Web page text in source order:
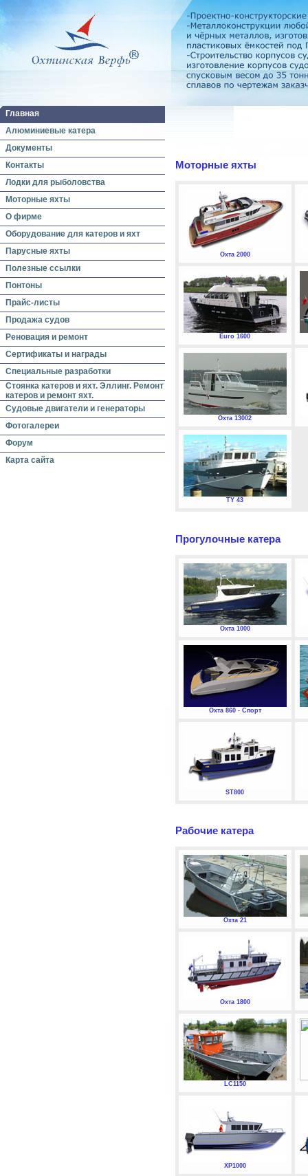
Главная
Алюминиевые катера
Документы
Контакты
Лодки для рыболовства
Моторные яхты
О фирме
Оборудование для катеров и яхт
Парусные яхты
Полезные ссылки
Понтоны
Прайс-листы
Продажа судов
Реновация и ремонт
Сертификаты и награды
Специальные разработки
Стоянка катеров и яхт. Эллинг. Ремонт
катеров и ремонт яхт.
Судовые двигатели и генераторы
Фотогалереи
Форум
Карта сайта
Моторные яхты
Охта 2000
Euro 1600
Охта 13002
TY 43
Прогулочные катера
Охта 1000
Охта 860 - Спорт
ST800
Рабочие катера
Охта 21
Охта 1800
LC1150
XP1000